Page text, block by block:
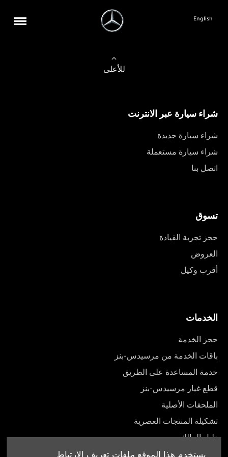
يستخدم هذا الموقع ملفات تعريف الارتباط
English
للأعلى
شراء سيارة عبر الانترنت
شراء سيارة جديدة
شراء سيارة مستعملة
اتصل بنا
تسوق
حجز تجربة القيادة
العروض
أقرب وكيل
الخدمات
حجز الخدمة
باقات الخدمة من مرسيدس-بنز
خدمة المساعدة على الطريق
قطع غيار مرسيدس-بنز
الملحقات الأصلية
تشكيلة المنتجات العصرية
دليل المالك